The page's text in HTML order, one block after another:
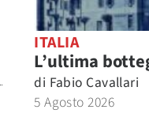
ITALIA
L’ultima
di Fabio Cavallari
5 Agosto 2026